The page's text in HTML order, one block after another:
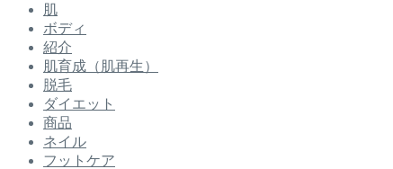
肌
ボディ
紹介
肌育成（肌再生）
脱毛
ダイエット
商品
ネイル
フットケア